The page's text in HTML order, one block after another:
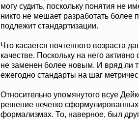
могу судить, поскольку понятия не
никто не мешает разработать более
подлежит стандартизации.
Что касается почтенного возраста
качестве. Поскольку на него
не заменен более новым. И вряд ли
ежегодно стандарты на шаг
Относительно упомянутого всуе
решение нечетко сформулированных
формализмах. То, наверное, был